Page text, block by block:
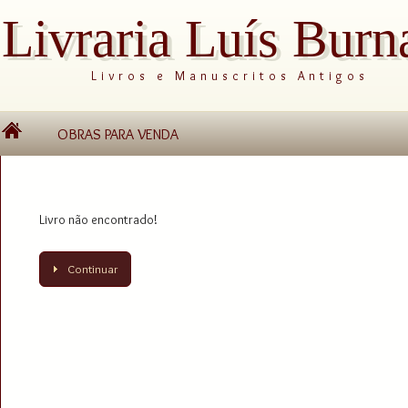
Livraria Luís
Livros e Manuscritos Antigos
OBRAS PARA VENDA
Livro não encontrado!
Continuar